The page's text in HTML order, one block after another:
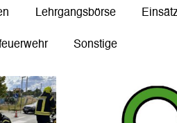
Lehrgangsbörse
Sonstige